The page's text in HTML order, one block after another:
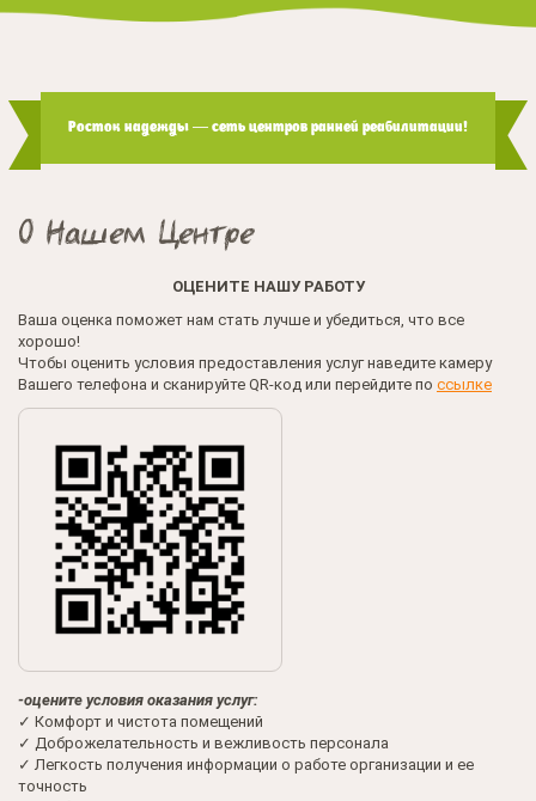
Росток надежды — сеть центров ранней реабилитации!
О Нашем Центре
ОЦЕНИТЕ НАШУ РАБОТУ
Ваша оценка поможет нам стать лучше и убедиться, что все
хорошо!
Чтобы оценить условия предоставления услуг наведите камеру
Вашего телефона и сканируйте QR-код или перейдите по ссылке
-оцените условия оказания услуг:
✓ Комфорт и чистота помещений
✓ Доброжелательность и вежливость персонала
✓ Легкость получения информации о работе организации и ее
точность